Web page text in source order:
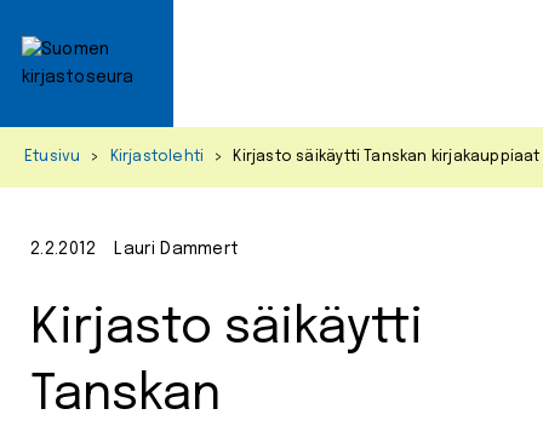
Etusivu > Kirjastolehti > Kirjasto säikäytti Tanskan kirjakauppiaat
2.2.2012 Lauri Dammert
Kirjasto säikäytti
Tanskan